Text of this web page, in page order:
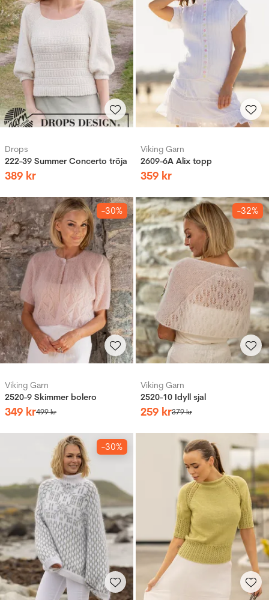
Drops
222-39 Summer Concerto tröja
389 kr
Viking Garn
2609-6A Alix topp
359 kr
-30%
Viking Garn
2520-9 Skimmer bolero
349 kr499kr
-32%
Viking Garn
2520-10 Idyll sjal
259 kr379kr
-30%